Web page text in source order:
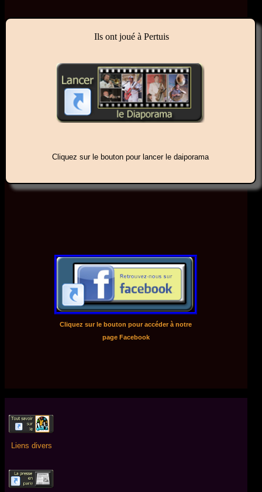
Ils ont joué à Pertuis
Cliquez sur le bouton pour lancer le daiporama
Cliquez sur le bouton pour accéder à notre
page Facebook
Liens divers